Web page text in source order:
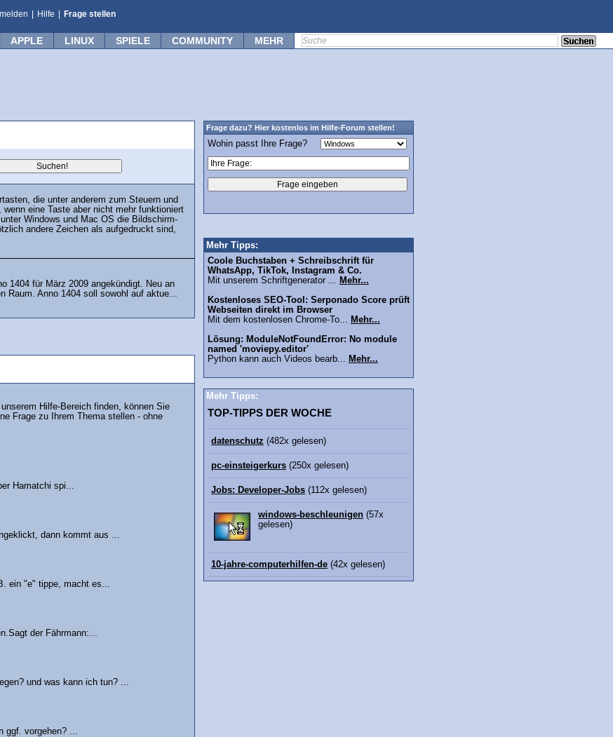
Hilfe Frage stellen
APPLE LINUX SPIELE COMMUNITY MEHR
die unter anderem zum Steuern und
eine Taste aber nicht mehr funktioniert
Windows und Mac OS die Bildschirm-
andere Zeichen als aufgedruckt sind,
1404 für März 2009 angekündigt. Neu an
Raum. Anno 1404 soll sowohl auf aktue...
Hilfe-Bereich finden, können Sie
Frage zu Ihrem Thema stellen - ohne
Hamatchi spi...
dann kommt aus ...
ein "e" tippe, macht es...
der Fährmann:...
und was kann ich tun? ...
vorgehen? ...
Frage dazu? Hier kostenlos im Hilfe-Forum stellen!
Wohin passt Ihre Frage?
Mehr Tipps:
Coole Buchstaben + Schreibschrift für
WhatsApp, TikTok, Instagram & Co.
Mit unserem Schriftgenerator ... Mehr...
Kostenloses SEO-Tool: Serponado Score prüft
Webseiten direkt im Browser
Mit dem kostenlosen Chrome-To... Mehr...
Lösung: ModuleNotFoundError: No module
named 'moviepy.editor'
Python kann auch Videos bearb... Mehr...
Mehr Tipps:
TOP-TIPPS DER WOCHE
datenschutz (482x gelesen)
pc-einsteigerkurs (250x gelesen)
Jobs: Developer-Jobs (112x gelesen)
windows-beschleunigen (57x
gelesen)
10-jahre-computerhilfen-de (42x gelesen)